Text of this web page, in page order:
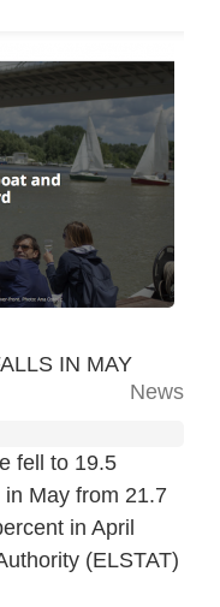
IN MAY
News
fell to 19.5
May from 21.7
in April
(ELSTAT)